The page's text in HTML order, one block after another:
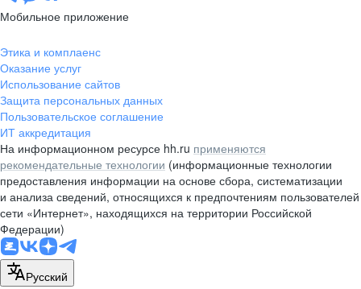
10 этаж, помещение 45-1
pr@rabota.by
Алматы
пр. Абая, д. 151, БЦ Алатау,
12 этаж, офис 1209
+7 727 232-13-13
pr@headhunter.com.kz
Мобильное приложение
Этика и комплаенс
Оказание услуг
Использование сайтов
Защита персональных данных
Пользовательское соглашение
ИТ аккредитация
На информационном ресурсе hh.ru применяются
рекомендательные технологии (информационные технологии
предоставления информации на основе сбора, систематизации
и анализа сведений, относящихся к предпочтениям пользователей
сети «Интернет», находящихся на территории Российской
Федерации)
Русский